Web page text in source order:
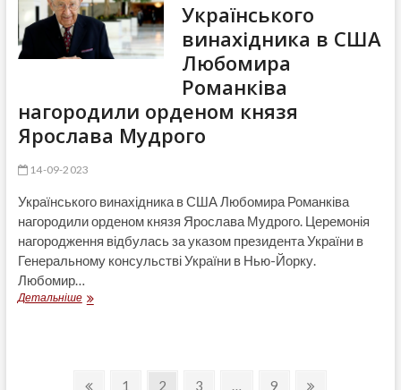
Українського
винахідника в США
Любомира
Романківа
нагородили орденом князя
Ярослава Мудрого
14-09-2023
Українського винахідника в США Любомира Романківа
нагородили орденом князя Ярослава Мудрого. Церемонія
нагородження відбулась за указом президента України в
Генеральному консульстві України в Нью-Йорку.
Любомир…
ДетальнішеУкраїнського
Previous
Page
1 Page
2 Page
3 … Page
9